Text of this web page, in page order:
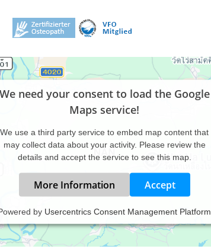
We need your consent to load the Google
Maps service!
We use a third party service to embed map content that
may collect data about your activity. Please review the
details and accept the service to see this map.
More Information Accept
by Usercentrics Consent Management Platform
Medizin, Heilkunde